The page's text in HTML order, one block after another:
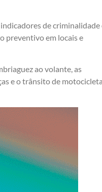
de criminalidade
preventivo em locais e
ao volante, as
e o trânsito de